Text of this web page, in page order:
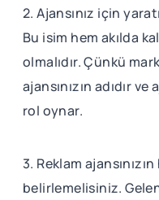
2. Ajansınız için
Bu isim hem akılda
olmalıdır. Çünkü
ajansınızın adıdır ve
rol oynar.
3. Reklam
belirlemelisiniz.